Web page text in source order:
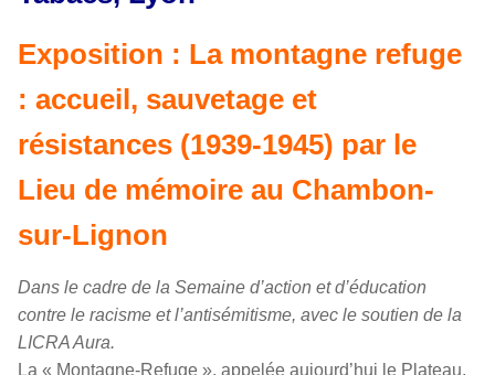
Exposition : La montagne refuge
: accueil, sauvetage et
résistances (1939-1945) par le
Lieu de mémoire au Chambon-
sur-Lignon
Dans le cadre de la Semaine d’action et d’éducation
contre le racisme et l’antisémitisme, avec le soutien de la
LICRA Aura.
La « Montagne-Refuge », appelée aujourd’hui le Plateau,